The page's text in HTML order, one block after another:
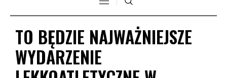
TO BĘDZIE NAJWAŻNIEJSZE
WYDARZENIE